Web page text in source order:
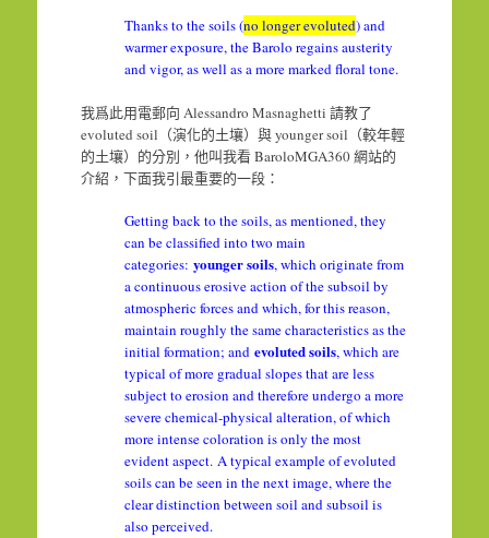
Thanks to the soils (no longer evoluted) and
warmer exposure, the Barolo regains austerity
and vigor, as well as a more marked floral tone.
我爲此用電郵向 Alessandro Masnaghetti 請教了
evoluted soil（演化的土壤）與 younger soil（較年輕
的土壤）的分別，他叫我看 BaroloMGA360 網站的
介紹，下面我引最重要的一段：
Getting back to the soils, as mentioned, they
can be classified into two main
categories: younger soils, which originate from
a continuous erosive action of the subsoil by
atmospheric forces and which, for this reason,
maintain roughly the same characteristics as the
initial formation; and evoluted soils, which are
typical of more gradual slopes that are less
subject to erosion and therefore undergo a more
severe chemical-physical alteration, of which
more intense coloration is only the most
evident aspect. A typical example of evoluted
soils can be seen in the next image, where the
clear distinction between soil and subsoil is
also perceived.